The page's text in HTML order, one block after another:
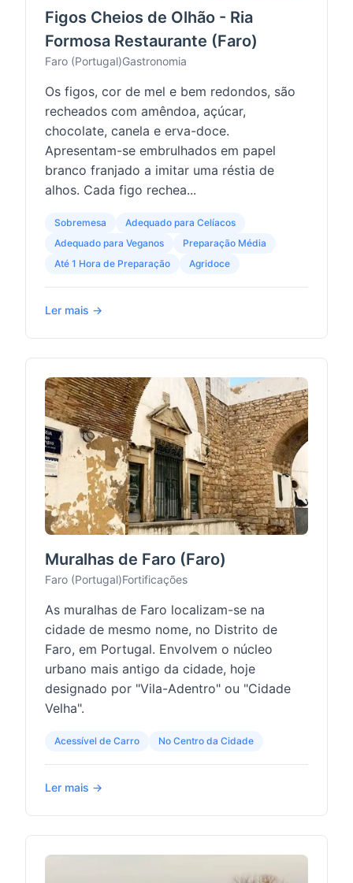
Figos Cheios de Olhão - Ria
Formosa Restaurante (Faro)
Faro (Portugal)Gastronomia
Os figos, cor de mel e bem redondos, são
recheados com amêndoa, açúcar,
chocolate, canela e erva-doce.
Apresentam-se embrulhados em papel
branco franjado a imitar uma réstia de
alhos. Cada figo rechea...
Sobremesa
Adequado para Celíacos
Adequado para Veganos
Preparação Média
Até 1 Hora de Preparação
Agridoce
Ler mais →
Muralhas de Faro (Faro)
Faro (Portugal)Fortificações
As muralhas de Faro localizam-se na
cidade de mesmo nome, no Distrito de
Faro, em Portugal. Envolvem o núcleo
urbano mais antigo da cidade, hoje
designado por "Vila-Adentro" ou "Cidade
Velha".
Acessível de Carro No Centro da Cidade
Ler mais →